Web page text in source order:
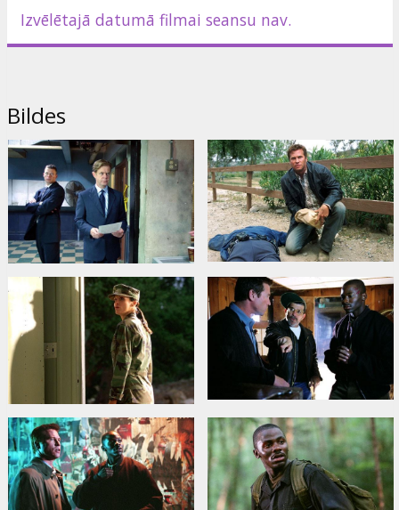
iesaistīšanās izmeklēšanā uz savu galvu, ievilks abus, kopā ar
meiteni bīstamā, visaugstākā līmeņa politiķu sazvērestības virpulī.
Izvēlētajā datumā filmai seansu nav.
Bildes